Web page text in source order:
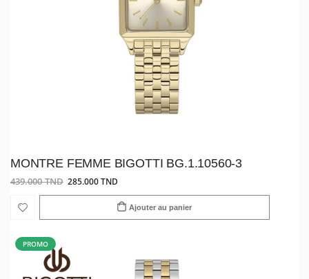
MONTRE FEMME BIGOTTI BG.1.10560-3
439.000 TND 285.000 TND
Ajouter au panier
PROMO